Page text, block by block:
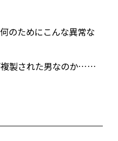
のためにこんな異常な
複製された男なのか……